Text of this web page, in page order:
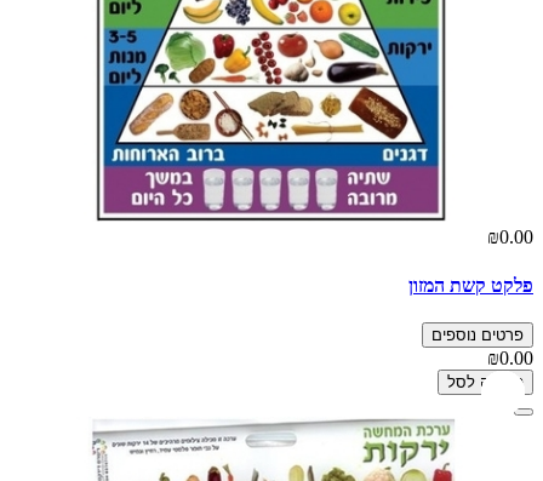
₪0.00
פלקט קשת המזון
פרטים נוספים
₪0.00
הוספה לסל